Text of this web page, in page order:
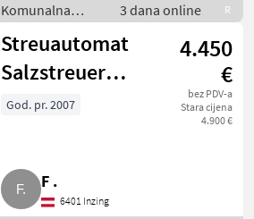
Komunalna
oprema i vozila /
Vozila za odvoz
smjeća
3 dana online R
Streuautomat
Salzstreuer
Gmeiner STA
4.450
€
bez PDV-a
Stara cijena
4.900 €
God. pr. 2007
F .
6401 Inzing